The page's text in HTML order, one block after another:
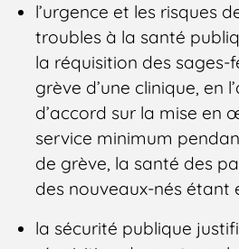
l’urgence et les risques
troubles à la santé
la réquisition des sages-
grève d’une clinique, en
d’accord sur la mise en
service minimum
de grève, la santé des
des nouveaux-nés étant
la sécurité publique